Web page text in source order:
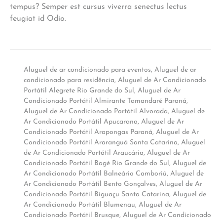
tempus? Semper est cursus viverra senectus lectus
feugiat id Odio.
Aluguel de ar condicionado para eventos, Aluguel de ar
condicionado para residência, Aluguel de Ar Condicionado
Portátil Alegrete Rio Grande do Sul, Aluguel de Ar
Condicionado Portátil Almirante Tamandaré Paraná,
Aluguel de Ar Condicionado Portátil Alvorada, Aluguel de
Ar Condicionado Portátil Apucarana, Aluguel de Ar
Condicionado Portátil Arapongas Paraná, Aluguel de Ar
Condicionado Portátil Araranguá Santa Catarina, Aluguel
de Ar Condicionado Portátil Araucária, Aluguel de Ar
Condicionado Portátil Bagé Rio Grande do Sul, Aluguel de
Ar Condicionado Portátil Balneário Camboriú, Aluguel de
Ar Condicionado Portátil Bento Gonçalves, Aluguel de Ar
Condicionado Portátil Biguaçu Santa Catarina, Aluguel de
Ar Condicionado Portátil Blumenau, Aluguel de Ar
Condicionado Portátil Brusque, Aluguel de Ar Condicionado